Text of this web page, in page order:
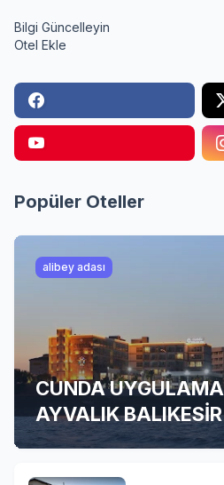
Bilgi Güncelleyin
Otel Ekle
Popüler Oteller
alibey adası
CUNDA
AYVALIK BALIKESİR